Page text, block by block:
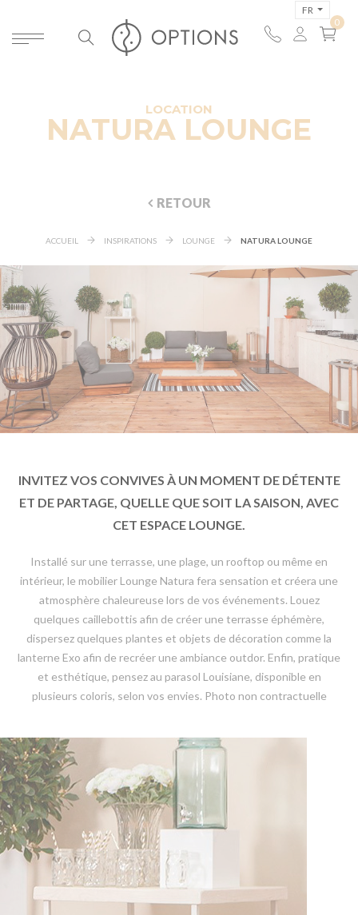
FR
LOCATION
NATURA LOUNGE
RETOUR
ACCUEIL INSPIRATIONS LOUNGE NATURA LOUNGE
INVITEZ VOS CONVIVES À UN MOMENT DE DÉTENTE
ET DE PARTAGE, QUELLE QUE SOIT LA SAISON, AVEC
CET ESPACE LOUNGE.
Installé sur une terrasse, une plage, un rooftop ou même en
intérieur, le mobilier Lounge Natura fera sensation et créera une
atmosphère chaleureuse lors de vos événements. Louez
quelques caillebottis afin de créer une terrasse éphémère,
dispersez quelques plantes et objets de décoration comme la
lanterne Exo afin de recréer une ambiance outdor. Enfin, pratique
et esthétique, pensez au parasol Louisiane, disponible en
plusieurs coloris, selon vos envies. Photo non contractuelle